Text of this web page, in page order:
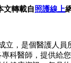
文轉載自照護線上
立，是個醫護人員
科醫師，提供給